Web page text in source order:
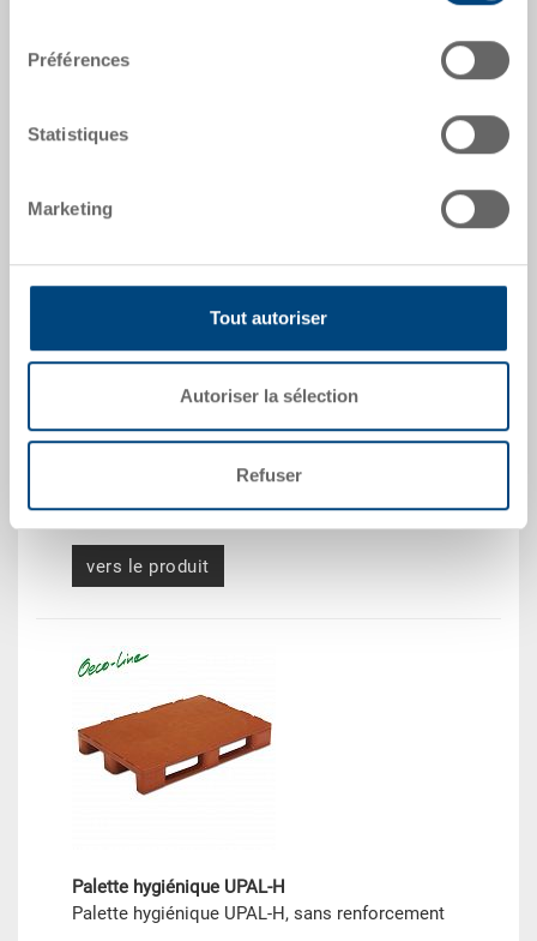
Préférences
Statistiques
Marketing
Tout autoriser
Autoriser la sélection
Refuser
Palette hygiénique UPAL-H
Palette hygiénique UPAL-H, avec renforcement (5
Coloris
33-1208N-643-0500.0000
Quantité de commande
Heure de livraison
à partir de CHF 102.10
vers le produit
Palette hygiénique UPAL-H
Palette hygiénique UPAL-H, sans renforcement